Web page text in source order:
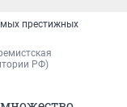
престижных
РФ)